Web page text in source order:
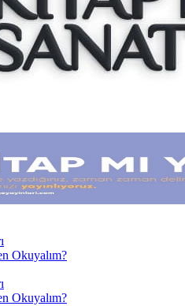
Okuyalım?
Okuyalım?